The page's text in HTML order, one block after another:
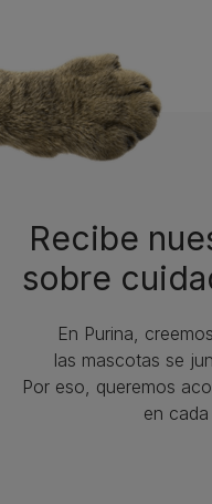
Recibe
sobre
En Purina,
las mascotas se
Por eso, queremos
en